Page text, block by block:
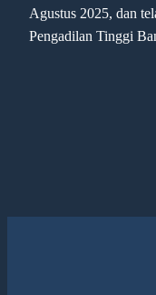
Agustus 2025, dan
Pengadilan Tinggi